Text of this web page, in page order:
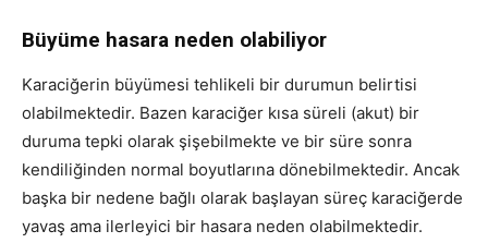
Büyüme hasara neden olabiliyor
Karaciğerin büyümesi tehlikeli bir durumun belirtisi
olabilmektedir. Bazen karaciğer kısa süreli (akut) bir
duruma tepki olarak şişebilmekte ve bir süre sonra
kendiliğinden normal boyutlarına dönebilmektedir. Ancak
başka bir nedene bağlı olarak başlayan süreç karaciğerde
yavaş ama ilerleyici bir hasara neden olabilmektedir.